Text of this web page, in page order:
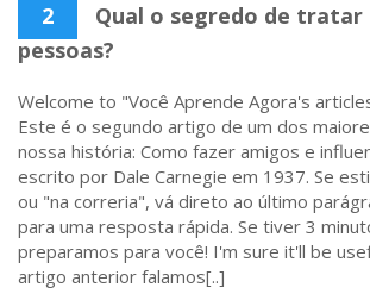
2
Qual o segredo de tratar
pessoas?
Welcome to "Você Aprende Agora's
Este é o segundo artigo de um dos
nossa história: Como fazer amigos e
escrito por Dale Carnegie em 1937. Se
ou "na correria", vá direto ao último
para uma resposta rápida. Se tiver 3
preparamos para você! I'm sure it'll be
artigo anterior falamos[..]